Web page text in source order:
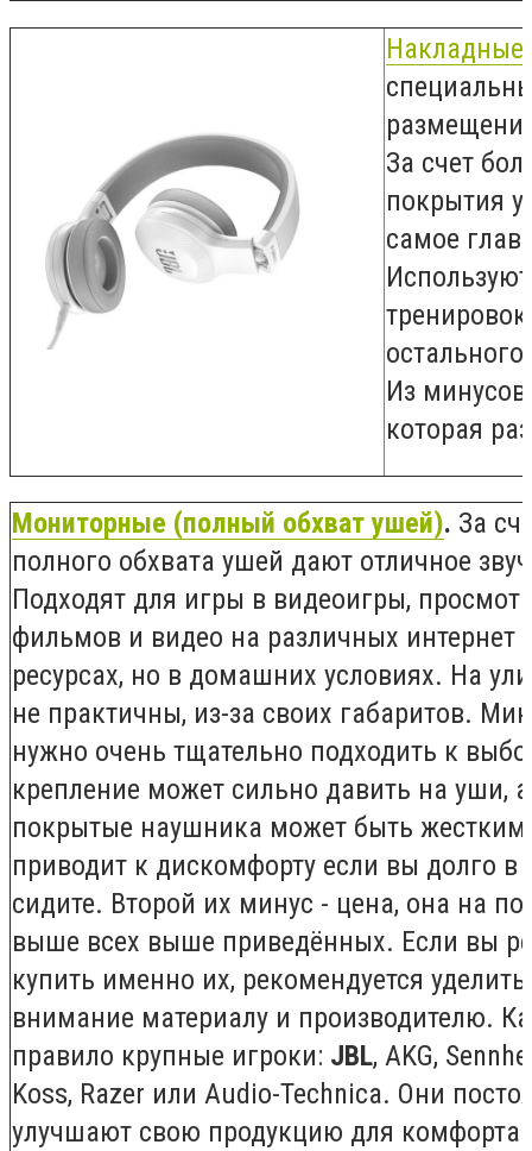
За счет
покрытия
самое
Из
которая
Мониторные (полный обхват ушей). За
полного обхвата ушей дают отличное
Подходят для игры в видеоигры,
фильмов и видео на различных интернет
ресурсах, но в домашних условиях. На
не практичны, из-за своих габаритов.
нужно очень тщательно подходить к
крепление может сильно давить на уши,
покрытые наушника может быть
приводит к дискомфорту если вы долго в
сидите. Второй их минус - цена, она на
выше всех выше приведённых. Если вы
купить именно их, рекомендуется уделить
внимание материалу и производителю.
правило крупные игроки: JBL, AKG,
Koss, Razer или Audio-Technica. Они
улучшают свою продукцию для комфорта